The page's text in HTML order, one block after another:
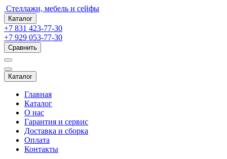
Стеллажи, мебель и сейфы
Каталог
+7 831 423-77-30
+7 929 053-77-30
Сравнить
Каталог
Главная
Каталог
О нас
Гарантия и сервис
Доставка и сборка
Оплата
Контакты